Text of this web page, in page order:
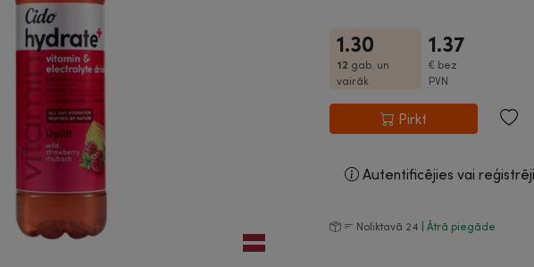
1.30
12 gab. un
vairāk
1.37
€ bez
PVN
Pirkt
Autentificējies vai
Noliktavā 24 | Ātrā piegāde